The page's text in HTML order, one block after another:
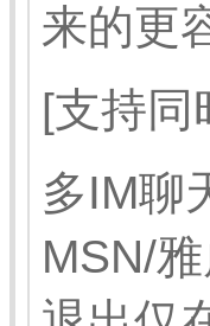
来的更
[支持同
多IM聊
MSN/